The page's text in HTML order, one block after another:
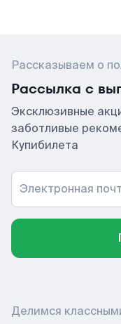
Рассказываем о
Рассылка с
Эксклюзивные
заботливые
Купибилета
Электронная
Делимся